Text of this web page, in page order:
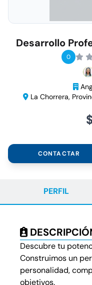
Desarrollo
0
La Chorrera,
CONTACTAR
PERFIL
Descubre tu
Construimos un
personalidad,
objetivos.